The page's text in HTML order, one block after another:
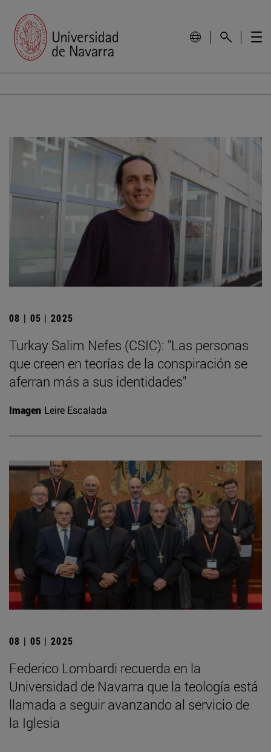
08 | 05 | 2025
Turkay Salim Nefes (CSIC): "Las personas
que creen en teorías de la conspiración se
aferran más a sus identidades"
Imagen Leire Escalada
08 | 05 | 2025
Federico Lombardi recuerda en la
Universidad de Navarra que la teología está
llamada a seguir avanzando al servicio de
la Iglesia